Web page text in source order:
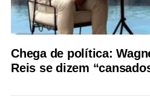
Chega de política:
Reis se dizem